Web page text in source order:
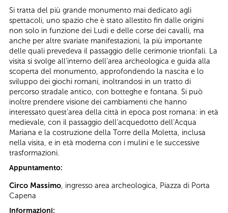
Si tratta del più grande monumento mai dedicato agli
spettacoli, uno spazio che è stato allestito fin dalle origini
non solo in funzione dei Ludi e delle corse dei cavalli, ma
anche per altre svariate manifestazioni, la più importante
delle quali prevedeva il passaggio delle cerimonie trionfali. La
visita si svolge all’interno dell’area archeologica e guida alla
scoperta del monumento, approfondendo la nascita e lo
sviluppo dei giochi romani, inoltrandosi in un tratto di
percorso stradale antico, con botteghe e fontana. Si può
inoltre prendere visione dei cambiamenti che hanno
interessato quest’area della città in epoca post romana: in età
medievale, con il passaggio dell’acquedotto dell’Acqua
Mariana e la costruzione della Torre della Moletta, inclusa
nella visita, e in età moderna con i mulini e le successive
trasformazioni.
Appuntamento:
Circo Massimo , ingresso area archeologica, Piazza di Porta
Capena
Informazioni: